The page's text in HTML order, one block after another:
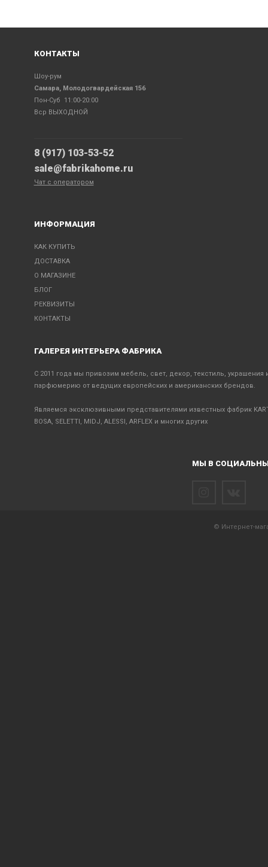
КОНТАКТЫ
Шоу-рум
Самара, Молодогвардейская 156
Пон-Суб 11:00-20:00
Вср ВЫХОДНОЙ
8 (917) 103-53-52
sale@fabrikahome.ru
Чат с оператором
ИНФОРМАЦИЯ
КАК КУПИТЬ
ДОСТАВКА
О МАГАЗИНЕ
БЛОГ
РЕКВИЗИТЫ
КОНТАКТЫ
ГАЛЕРЕЯ ИНТЕРЬЕРА ФАБРИКА
С 2011 года мы привозим мебель, свет, декор, текстиль, украшения
парфюмерию от ведущих европейских и американских брендов.
Являемся эксклюзивными представителями известных фабрик
BOSA, SELETTI, MIDJ, ALESSI, ARFLEX и многих других
МЫ В
© Интернет-